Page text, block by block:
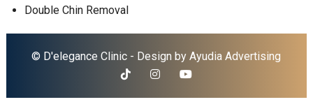
Double Chin Removal
© D'elegance Clinic - Design byAyudia Advertising